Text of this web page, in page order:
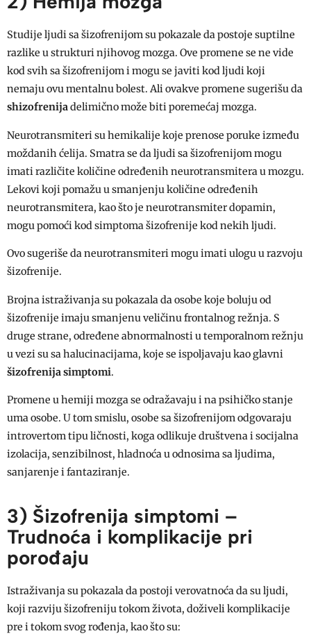
Studije ljudi sa šizofrenijom su pokazale da postoje suptilne
razlike u strukturi njihovog mozga. Ove promene se ne vide
kod svih sa šizofrenijom i mogu se javiti kod ljudi koji
nemaju ovu mentalnu bolest. Ali ovakve promene sugerišu da
shizofrenijadelimično može biti poremećaj mozga.
Neurotransmiteri su hemikalije koje prenose poruke između
moždanih ćelija. Smatra se da ljudi sa šizofrenijom mogu
imati različite količine određenih neurotransmitera u mozgu.
Lekovi koji pomažu u smanjenju količine određenih
neurotransmitera, kao što je neurotransmiter dopamin,
mogu pomoći kod simptoma šizofrenije kod nekih ljudi.
Ovo sugeriše da neurotransmiteri mogu imati ulogu u razvoju
šizofrenije.
Brojna istraživanja su pokazala da osobe koje boluju od
šizofrenije imaju smanjenu veličinu frontalnog režnja. S
druge strane, određene abnormalnosti u temporalnom režnju
u vezi su sa halucinacijama, koje se ispoljavaju kao glavni
šizofrenija simptomi.
Promene u hemiji mozga se odražavaju i na psihičko stanje
uma osobe. U tom smislu, osobe sa šizofrenijom odgovaraju
introvertom tipu ličnosti, koga odlikuje društvena i socijalna
izolacija, senzibilnost, hladnoća u odnosima sa ljudima,
sanjarenje i fantaziranje.
3) Šizofrenija simptomi –
Trudnoća i komplikacije pri
porođaju
Istraživanja su pokazala da postoji verovatnoća da su ljudi,
koji razviju šizofreniju tokom života, doživeli komplikacije
pre i tokom svog rođenja, kao što su: